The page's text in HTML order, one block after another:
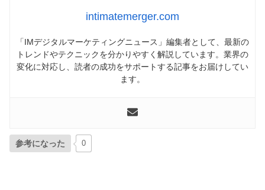
intimatemerger.com
「IMデジタルマーケティングニュース」編集者として、最新の
トレンドやテクニックを分かりやすく解説しています。業界の
変化に対応し、読者の成功をサポートする記事をお届けしてい
ます。
参考になった 0